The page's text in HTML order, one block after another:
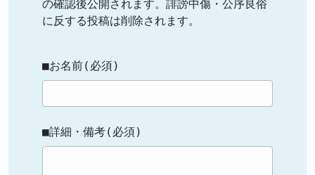
の確認後公開されます。誹謗中傷・公序良俗
に反する投稿は削除されます。
■お名前(必須)
■詳細・備考(必須)